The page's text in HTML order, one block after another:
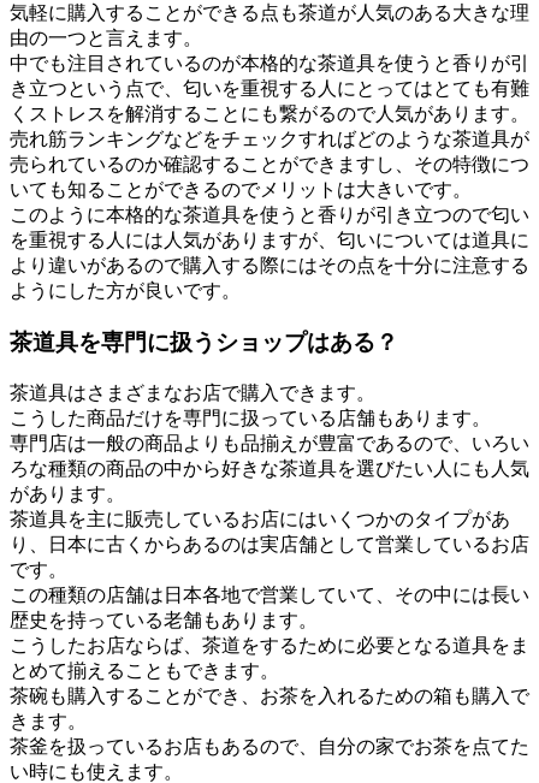
気軽に購入することができる点も茶道が人気のある大きな理
由の一つと言えます。
中でも注目されているのが本格的な茶道具を使うと香りが引
き立つという点で、匂いを重視する人にとってはとても有難
くストレスを解消することにも繋がるので人気があります。
売れ筋ランキングなどをチェックすればどのような茶道具が
売られているのか確認することができますし、その特徴につ
いても知ることができるのでメリットは大きいです。
このように本格的な茶道具を使うと香りが引き立つので匂い
を重視する人には人気がありますが、匂いについては道具に
より違いがあるので購入する際にはその点を十分に注意する
ようにした方が良いです。
茶道具を専門に扱うショップはある？
茶道具はさまざまなお店で購入できます。
こうした商品だけを専門に扱っている店舗もあります。
専門店は一般の商品よりも品揃えが豊富であるので、いろい
ろな種類の商品の中から好きな茶道具を選びたい人にも人気
があります。
茶道具を主に販売しているお店にはいくつかのタイプがあ
り、日本に古くからあるのは実店舗として営業しているお店
です。
この種類の店舗は日本各地で営業していて、その中には長い
歴史を持っている老舗もあります。
こうしたお店ならば、茶道をするために必要となる道具をま
とめて揃えることもできます。
茶碗も購入することができ、お茶を入れるための箱も購入で
きます。
茶釜を扱っているお店もあるので、自分の家でお茶を点てた
い時にも使えます。